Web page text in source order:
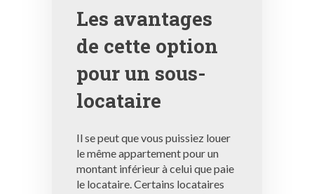
Les avantages
de cette option
pour un sous-
locataire
Il se peut que vous puissiez louer
le même appartement pour un
montant inférieur à celui que paie
le locataire. Certains locataires